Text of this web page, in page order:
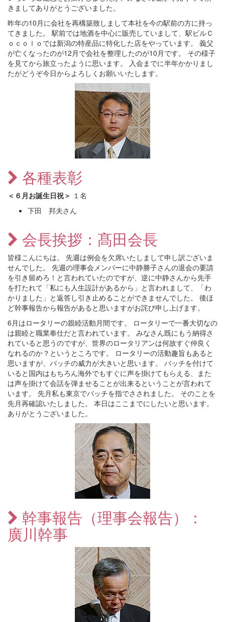
きましてありがとうございました。
昨年の10月に会社を再構築致しまして本社を今の駅前の方に持っ
てきました。 駅前では地酒を中心に販売していまして、駅ビルＣ
ｏｃｏｌｏでは新潟の特産品に特化した店をやっています。 義父
が亡くなったのが12月で会社を整理したのが10月です。 その様子
を見てから旅立ったように思います。 入会までに半年かかりまし
たがどうぞ今日からよろしくお願いいたします。
各種表彰
＜６月お誕生日祝＞ １名
下田 邦夫さん
会長挨拶：髙田会長
皆様こんにちは。 先週は例会を欠席いたしまして申し訳ございま
せんでした。 先週の理事会メンバーに中静勝子さんの退会の要請
を引き留めろ！と言われていたのですが、逆に中静さんから先手
を打たれて「私にも人生設計があるから」と言われまして、「わ
かりました」と返答し引き止めることができませんでした。 後ほ
ど幹事報告から報告があると思いますがお詫び申し上げます。
6月はロータリーの親睦活動月間です。 ロータリーで一番大切なの
は親睦と職業奉仕だと言われています。 みなさん既にもう納得さ
れていると思うのですが、世界のロータリアンは何故すぐ仲良く
なれるのか？というところです。 ロータリーの活動趣旨もあると
思いますが、バッチの威力が大きいと思います。 バッチを付けて
いると国内はもちろん海外でもすぐに声を掛けてもらえる、また
は声を掛けて会話を弾ませることが出来るということが言われて
います。 先月私も東京でバッチを指でさされました。 そのことを
先月再確認いたしました。 本日はここまでにしたいと思います。
ありがとうございました。
幹事報告（理事会報告）：
廣川幹事